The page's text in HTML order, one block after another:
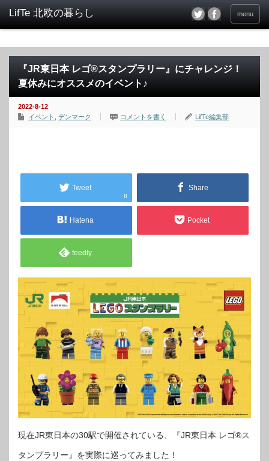
menu
『JR東日本 レゴ®スタンプラリー』にチャレンジ！
夏休みにオススメのイベント♪
2022-8-12
イベント
デンマーク コメントを書く LifTe編集部
Tweet
8
Share
Hatena Pocket
feedly
現在JR東日本の30駅で開催されている、『JR東日本 レゴ®ス
タンプラリー』を実際に巡ってみました！